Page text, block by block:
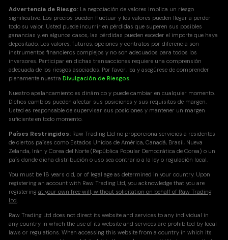
Advertencia de Riesgo: La negociación de valores implica un riesgo
significativo. Los precios pueden fluctuar y los valores pueden llegar a perder
todo su valor. Usted puede incurrir en pérdidas que superen sus posibles
ganancias y, en algunos casos, las pérdidas pueden exceder el importe que haya
depositado. Los valores, futuros, opciones y contratos por diferencia son
instrumentos financieros complejos y no son adecuados para todos los
inversores. Participar en dichas transacciones requiere una comprensión
adecuada de los riesgos asociados. Por favor, lea y asegúrese de comprender
plenamente nuestraDivulgación de Riesgos.
Nuestro apalancamiento es dinámico y puede cambiar en cualquier momento.
Dichos cambios pueden afectar sus posiciones y sus requisitos de margen.
Usted es responsable de supervisar sus posiciones y mantener un margen
suficiente en todo momento.
Países Restringidos: Raw Trading Ltd no proporciona servicios a residentes
de ciertos países como Estados Unidos de América, Canadá, Brasil, Nueva
Zelanda, Irán y Corea del Norte (República Popular Democrática de Corea) o un
país donde dicha distribución o uso sea contrario a la ley o regulación local.
You must be 18 years old, or of legal age as determined in your country. Upon
registering an account with Raw Trading Ltd, you acknowledge that you are
registeringat your own free will, without solicitation on behalf of Raw Trading
Ltd.
Raw Trading Ltd does not direct its website and services to any individual in
any country in which the use of its website and services are prohibited by local
laws or regulations. When accessing this website from a country in which its